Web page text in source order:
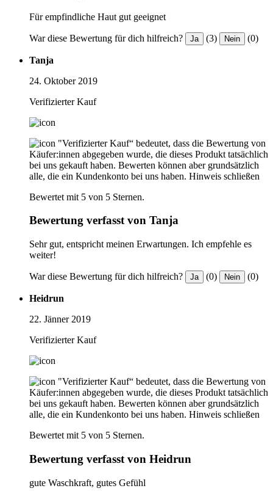
Für empfindliche Haut gut geeignet
War diese Bewertung für dich hilfreich? Ja (3) Nein (0)
Tanja
24. Oktober 2019
Verifizierter Kauf
"Verifizierter Kauf“ bedeutet, dass die Bewertung von
Käufer:innen abgegeben wurde, die dieses Produkt tatsächlich
bei uns gekauft haben. Bewerten können aber grundsätzlich
alle, die ein Kundenkonto bei uns haben. Hinweis schließen
Bewertet mit 5 von 5 Sternen.
Bewertung verfasst von Tanja
Sehr gut, entspricht meinen Erwartungen. Ich empfehle es
weiter!
War diese Bewertung für dich hilfreich? Ja (0) Nein (0)
Heidrun
22. Jänner 2019
Verifizierter Kauf
"Verifizierter Kauf“ bedeutet, dass die Bewertung von
Käufer:innen abgegeben wurde, die dieses Produkt tatsächlich
bei uns gekauft haben. Bewerten können aber grundsätzlich
alle, die ein Kundenkonto bei uns haben. Hinweis schließen
Bewertet mit 5 von 5 Sternen.
Bewertung verfasst von Heidrun
gute Waschkraft, gutes Gefühl